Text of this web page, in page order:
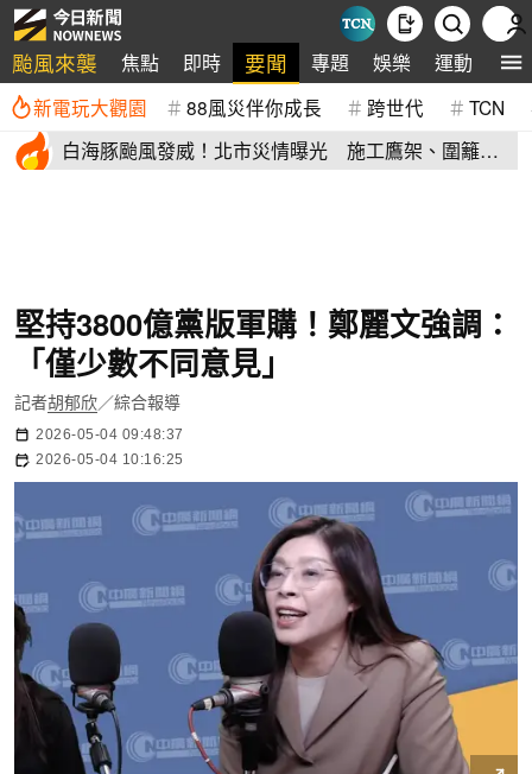
颱風來襲 焦點 即時 要聞 專題 娛樂 運動 全
新電玩大觀園 88風災伴你成長 跨世代 TCN
白海豚颱風發威！北市災情曝光 施工鷹架、圍籬倒
堅持3800億黨版軍購！鄭麗文強調：
「僅少數不同意見」
記者胡郁欣／綜合報導
2026-05-04 09:48:37
2026-05-04 10:16:25